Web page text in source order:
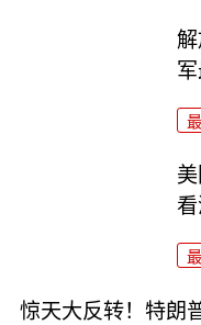
惊天大反转！特朗